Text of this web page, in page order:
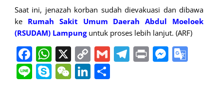
Saat ini, jenazah korban sudah dievakuasi dan dibawa
ke Rumah Sakit Umum Daerah Abdul Moeloek
(RSUDAM) Lampunguntuk proses lebih lanjut. (ARF)
Facebook
WhatsApp
X Copy
Link
GmailTelegram
Print
LineSkypeWeChat
LinkedIn